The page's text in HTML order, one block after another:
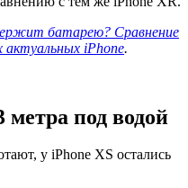
батарею? Сравнение
актуальных iPhone.
метра под водой
у iPhone XS остались